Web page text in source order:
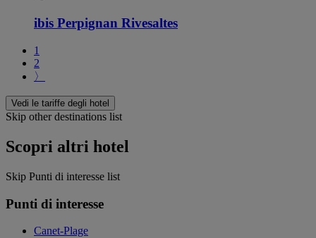
ibis Perpignan Rivesaltes
1
2
〉
Vedi le tariffe degli hotel
Skip other destinations list
Scopri altri hotel
Skip Punti di interesse list
Punti di interesse
Canet-Plage